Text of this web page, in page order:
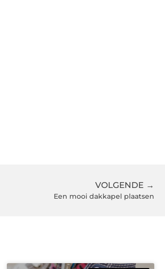
VOLGENDE →
Een mooi dakkapel plaatsen